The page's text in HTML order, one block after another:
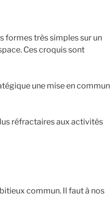
formes très simples sur un
Ces croquis sont
une mise en commun
réfractaires aux activités
commun. Il faut à nos